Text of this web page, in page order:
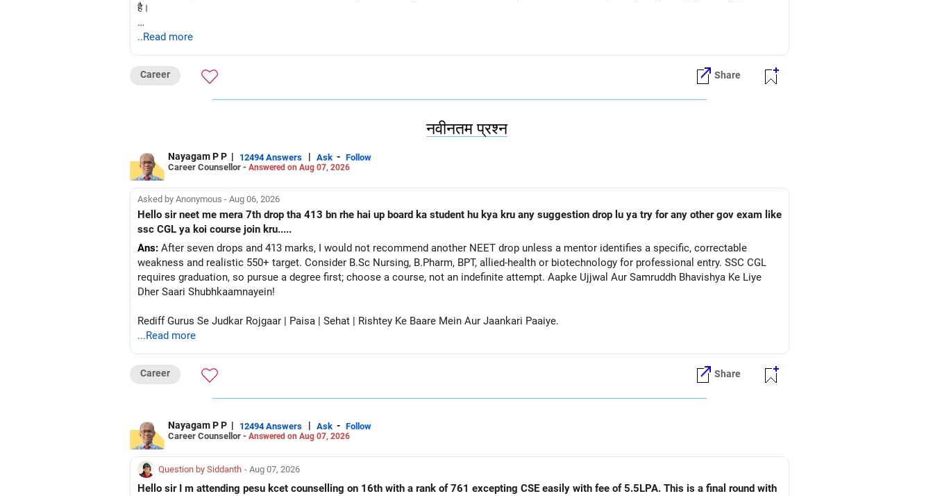
है।
सामान्य स्थान:
प्रारूप:
इसे "पावती संख्या" या "संशोधन मामला संख्या" भी कहा जा सकता है।
केंद्रीय बनाम राज्य सूची प्रविष्टि संख्या
प्रवेश या नौकरियों (जैसे जेईई, नीट, आदि) के लिए आवेदन पत्र भरते समय, आपको दो अलग-अलग संख्याएँ प्रदान करने की आवश्यकता हो सकती है:
1. प्रमाणपत्र संख्या (आपके विशिष्ट दस्तावेज़ पर विशिष्ट पहचान)।
2. ओबीसी की केंद्रीय सूची में आपकी जाति की प्रविष्टि संख्या या क्रम संख्या।
यदि आपको अभी भी कोई संदेह है, तो सहायता के लिए अपने नज़दीकी संबंधित अधिकारी से बेझिझक संपर्क करें।
सादर
..Read more
Career Share
नवीनतम प्रश्न
Nayagam P P | 12494 Answers | Ask - Follow
Career Counsellor - Answered on Aug 07, 2026
Asked by Anonymous - Aug 06, 2026
Hello sir neet me mera 7th drop tha 413 bn rhe hai up board ka student hu kya kru any suggestion drop lu ya try for any other gov exam like
ssc CGL ya koi course join kru.....
Ans: After seven drops and 413 marks, I would not recommend another NEET drop unless a mentor identifies a specific, correctable
weakness and realistic 550+ target. Consider B.Sc Nursing, B.Pharm, BPT, allied-health or biotechnology for professional entry. SSC CGL
requires graduation, so pursue a degree first; choose a course, not an indefinite attempt. Aapke Ujjwal Aur Samruddh Bhavishya Ke Liye
Dher Saari Shubhkaamnayein!
Rediff Gurus Se Judkar Rojgaar | Paisa | Sehat | Rishtey Ke Baare Mein Aur Jaankari Paaiye.
...Read more
Career Share
Nayagam P P | 12494 Answers | Ask - Follow
Career Counsellor - Answered on Aug 07, 2026
Question by Siddanth - Aug 07, 2026
Hello sir I m attending pesu kcet counselling on 16th with a rank of 761 excepting CSE easily with fee of 5.5LPA. This is a final round with